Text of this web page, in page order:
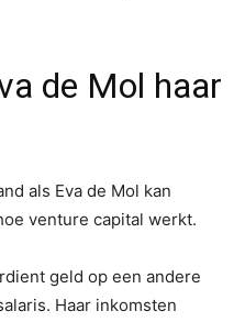
de Mol haar
als Eva de Mol kan
venture capital werkt.
geld op een andere
Haar inkomsten